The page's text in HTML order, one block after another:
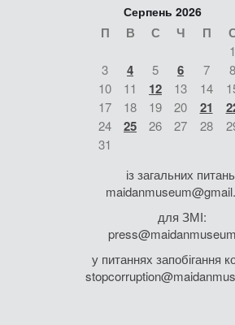
Серпень 2026
П В С Ч П
1
3 4 5 6 7 8
10
11 12 13 14
17
18 19 20 21
24
25 26 27 28
31
із загальних
для ЗМІ:
у питаннях запобігання